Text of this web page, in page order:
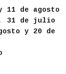
de agosto
31 de julio
y 20 de